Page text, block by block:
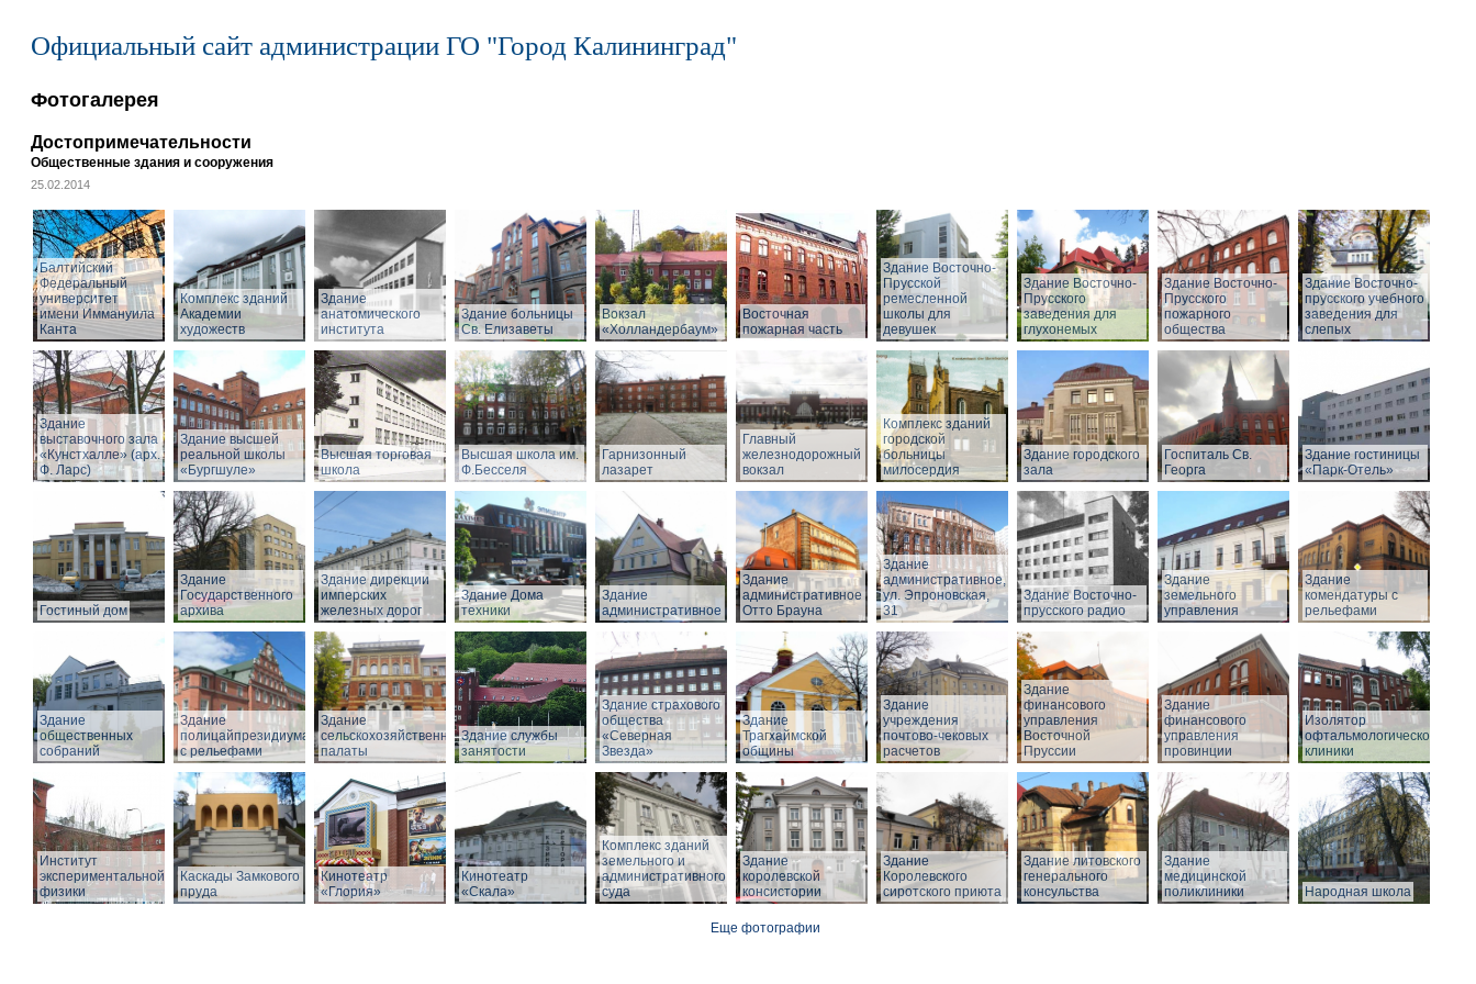
Официальный сайт администрации ГО "Город Калининград"
Фотогалерея
Достопримечательности
Общественные здания и сооружения
25.02.2014
Балтийский
Федеральный
университет
имени Иммануила
Канта
Комплекс зданий
Академии
художеств
Здание
анатомического
института
Здание больницы
Св. Елизаветы
Вокзал
«Холландербаум»
Восточная
пожарная часть
Здание Восточно-
Прусской
ремесленной
школы для
девушек
Здание Восточно-
Прусского
заведения для
глухонемых
Здание Восточно-
Прусского
пожарного
общества
Здание Восточно-
прусского учебного
заведения для
слепых
Здание
выставочного зала
«Кунстхалле» (арх.
Ф. Ларс)
Здание высшей
реальной школы
«Бургшуле»
Высшая торговая
школа
Высшая школа им.
Ф.Бесселя
Гарнизонный
лазарет
Главный
железнодорожный
вокзал
Комплекс зданий
городской
больницы
милосердия
Здание городского
зала
Госпиталь Св.
Георга
Здание гостиницы
«Парк-Отель»
Гостиный дом
Здание
Государственного
архива
Здание дирекции
имперских
железных дорог
Здание Дома
техники
Здание
административное
Здание
административное
Отто Брауна
Здание
административное,
ул. Эпроновская,
31
Здание Восточно-
прусского радио
Здание
земельного
управления
Здание
комендатуры с
рельефами
Здание
общественных
собраний
Здание
полицайпрезидиума
с рельефами
Здание
сельскохозяйственной
палаты
Здание службы
занятости
Здание страхового
общества
«Северная
Звезда»
Здание
Трагхаймской
общины
Здание
учреждения
почтово-чековых
расчетов
Здание
финансового
управления
Восточной
Пруссии
Здание
финансового
управления
провинции
Изолятор
офтальмологической
клиники
Институт
экспериментальной
физики
Каскады Замкового
пруда
Кинотеатр
«Глория»
Кинотеатр
«Скала»
Комплекс зданий
земельного и
административного
суда
Здание
королевской
консистории
Здание
Королевского
сиротского приюта
Здание литовского
генерального
консульства
Здание
медицинской
поликлиники
Народная школа
Еще фотографии